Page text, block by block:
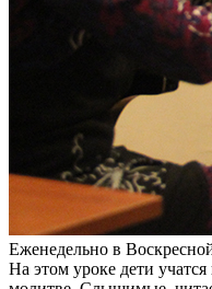
Еженедельно в
На этом уроке дети